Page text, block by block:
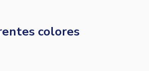
colores